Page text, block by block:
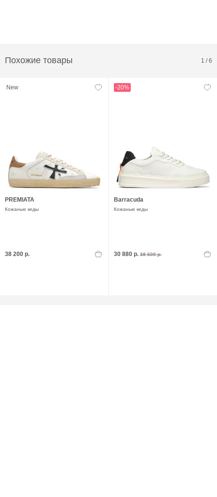
Похожие товары 1 /6
New
PREMIATA
Кожаные кеды
38 200 р.
-20%
Barracuda
Кожаные кеды
30 880 р. 38 600 р.